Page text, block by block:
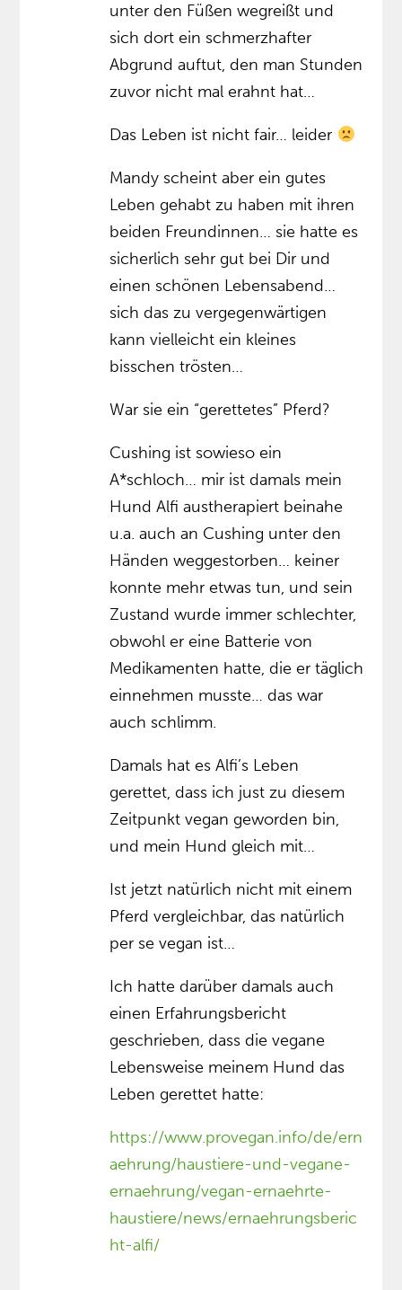
unter den Füßen wegreißt und
sich dort ein schmerzhafter
Abgrund auftut, den man Stunden
zuvor nicht mal erahnt hat…
Das Leben ist nicht fair… leider
Mandy scheint aber ein gutes
Leben gehabt zu haben mit ihren
beiden Freundinnen… sie hatte es
sicherlich sehr gut bei Dir und
einen schönen Lebensabend…
sich das zu vergegenwärtigen
kann vielleicht ein kleines
bisschen trösten…
War sie ein “gerettetes” Pferd?
Cushing ist sowieso ein
A*schloch… mir ist damals mein
Hund Alfi austherapiert beinahe
u.a. auch an Cushing unter den
Händen weggestorben… keiner
konnte mehr etwas tun, und sein
Zustand wurde immer schlechter,
obwohl er eine Batterie von
Medikamenten hatte, die er täglich
einnehmen musste… das war
auch schlimm.
Damals hat es Alfi’s Leben
gerettet, dass ich just zu diesem
Zeitpunkt vegan geworden bin,
und mein Hund gleich mit…
Ist jetzt natürlich nicht mit einem
Pferd vergleichbar, das natürlich
per se vegan ist…
Ich hatte darüber damals auch
einen Erfahrungsbericht
geschrieben, dass die vegane
Lebensweise meinem Hund das
Leben gerettet hatte:
https://www.provegan.info/de/ern
aehrung/haustiere-und-vegane-
ernaehrung/vegan-ernaehrte-
haustiere/news/ernaehrungsberic
ht-alfi/